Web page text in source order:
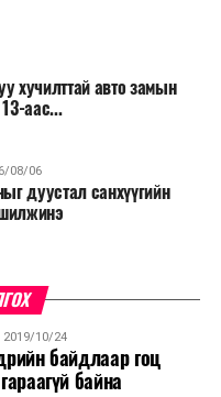
хучилттай авто замын
аас...
08/06
дуустал санхүүгийн
2019/10/24
байдлаар гоц
байна